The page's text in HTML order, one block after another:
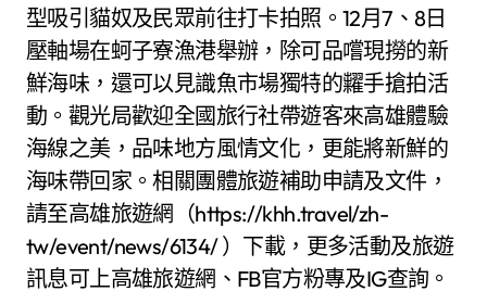
型吸引貓奴及民眾前往打卡拍照。12月7、8日
壓軸場在蚵子寮漁港舉辦，除可品嚐現撈的新
鮮海味，還可以見識魚市場獨特的糶手搶拍活
動。觀光局歡迎全國旅行社帶遊客來高雄體驗
海線之美，品味地方風情文化，更能將新鮮的
海味帶回家。相關團體旅遊補助申請及文件，
請至高雄旅遊網（https://khh.travel/zh-
tw/event/news/6134/ ）下載，更多活動及旅遊
訊息可上高雄旅遊網、FB官方粉專及IG查詢。